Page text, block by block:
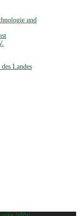
und
Landes